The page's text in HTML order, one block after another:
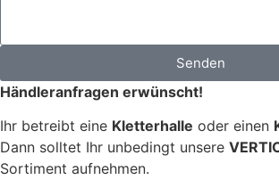
Senden
Händleranfragen erwünscht!
Ihr betreibt eine Kletterhalle oder einen
Dann solltet Ihr unbedingt unsere
Sortiment aufnehmen.